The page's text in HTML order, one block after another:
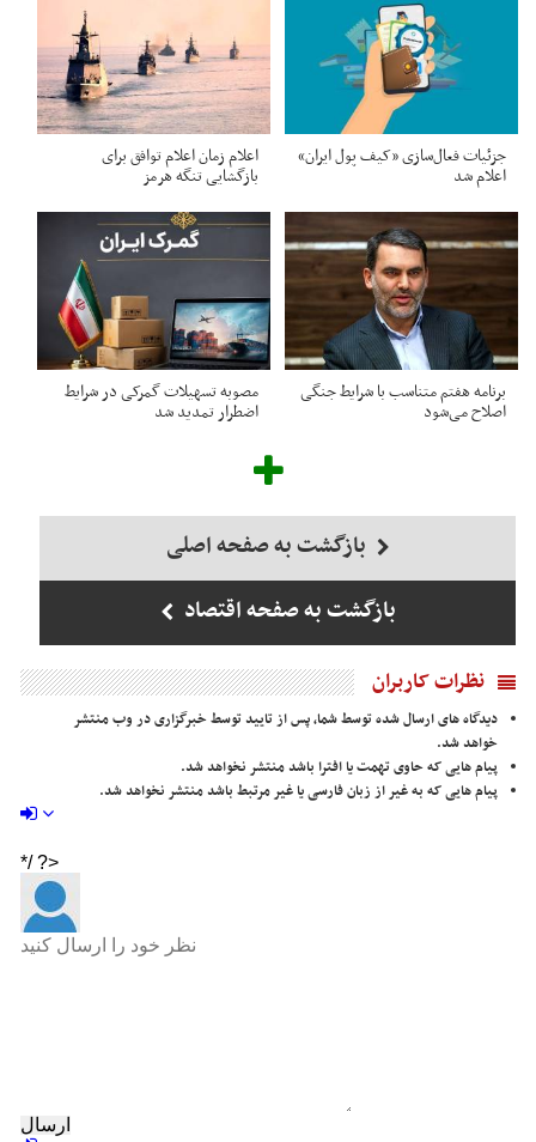
جزئیات فعال‌سازی «کیف پول ایران»
اعلام شد
اعلام زمان اعلام توافق برای
بازگشایی تنگه هرمز
برنامه هفتم متناسب با شرایط جنگی
اصلاح می‌شود
مصوبه تسهیلات گمرکی در شرایط
اضطرار تمدید شد
بازگشت به صفحه اصلی
بازگشت به صفحه اقتصاد
نظرات کاربران
دیدگاه های ارسال شده توسط شما، پس از تایید توسط خبرگزاری در وب منتشر
خواهد شد.
پیام هایی که حاوی تهمت یا افترا باشد منتشر نخواهد شد.
پیام هایی که به غیر از زبان فارسی یا غیر مرتبط باشد منتشر نخواهد شد.